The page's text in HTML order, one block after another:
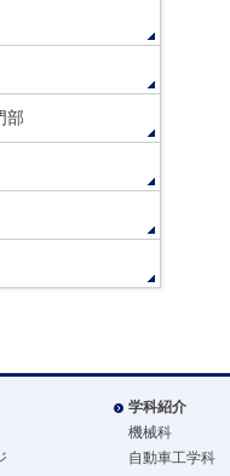
部
学科紹介
機械科
自動車工学科